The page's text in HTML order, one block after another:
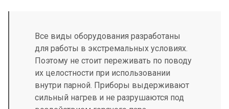
Все виды оборудования разработаны
для работы в экстремальных условиях.
Поэтому не стоит переживать по поводу
их целостности при использовании
внутри парной. Приборы выдерживают
сильный нагрев и не разрушаются под